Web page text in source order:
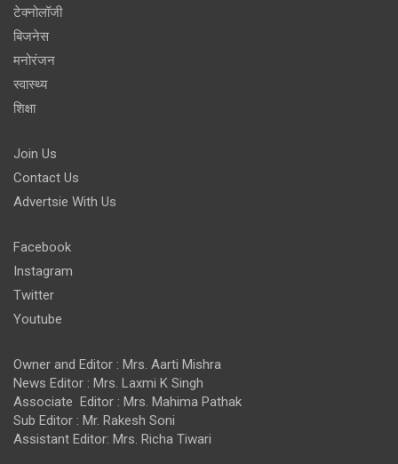
टेक्नोलॉजी
बिजनेस
मनोरंजन
स्वास्थ्य
शिक्षा
Join Us
Contact Us
Advertsie With Us
Facebook
Instagram
Twitter
Youtube
Owner and Editor : Mrs. Aarti Mishra
News Editor : Mrs. Laxmi K Singh
Associate Editor : Mrs. Mahima Pathak
Sub Editor : Mr. Rakesh Soni
Assistant Editor: Mrs. Richa Tiwari